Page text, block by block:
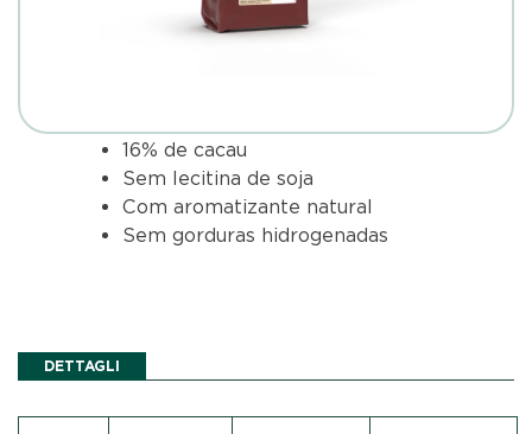
16% de cacau
Sem lecitina de soja
Com aromatizante natural
Sem gorduras hidrogenadas
DETTAGLI